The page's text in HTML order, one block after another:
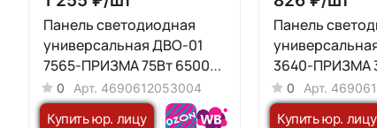
Панель светодиодная
универсальная ДВО-01
7565-ПРИЗМА 75Вт 6500К
IP40 1195x180х19мм белая
NEOX
0 Арт. 4690612053004
Купить юр. лицу
Панель
3640-ПРИЗМА
IP40
NEOX
0 Арт.
Купить юр. лицу